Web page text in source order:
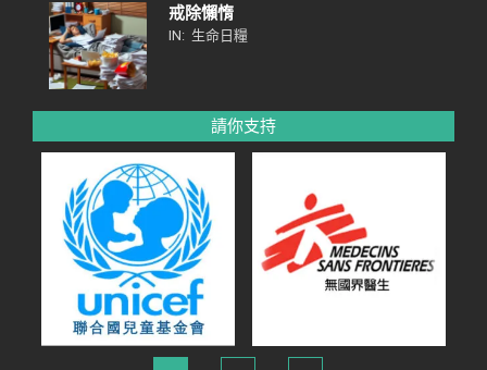
戒除懶惰
IN: 生命日糧
請你支持